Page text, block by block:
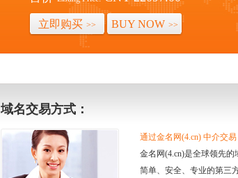
立即购买 >> BUY NOW >>
域名交易方式：
通过金名网(4.cn) 中介交易
金名网(4.cn)是全球领先
简单、安全、专业的第三